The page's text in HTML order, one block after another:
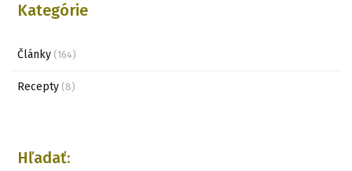
Kategórie
Články (164)
Recepty (8)
Hľadať: